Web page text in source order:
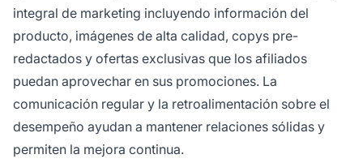
integral de marketing incluyendo información del
producto, imágenes de alta calidad, copys pre-
redactados y ofertas exclusivas que los afiliados
puedan aprovechar en sus promociones. La
comunicación regular y la retroalimentación sobre el
desempeño ayudan a mantener relaciones sólidas y
permiten la mejora continua.